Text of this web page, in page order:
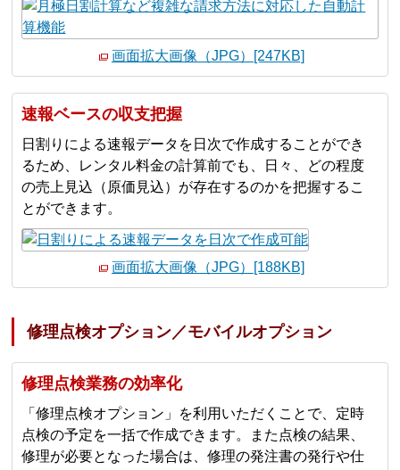
画面拡大画像（JPG）[247KB]
速報ベースの収支把握
日割りによる速報データを日次で作成することができ
るため、レンタル料金の計算前でも、日々、どの程度
の売上見込（原価見込）が存在するのかを把握するこ
とができます。
画面拡大画像（JPG）[188KB]
修理点検オプション／モバイルオプション
修理点検業務の効率化
「修理点検オプション」を利用いただくことで、定時
点検の予定を一括で作成できます。また点検の結果、
修理が必要となった場合は、修理の発注書の発行や仕